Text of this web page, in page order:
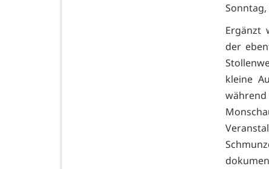
Sonntag,
Ergänzt
der
kleine